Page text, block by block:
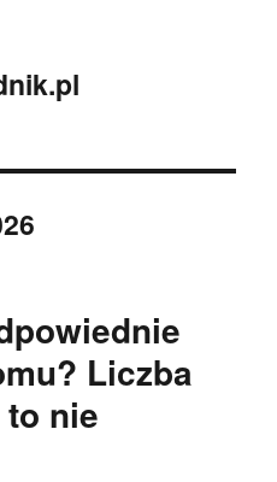
Liczba
nie